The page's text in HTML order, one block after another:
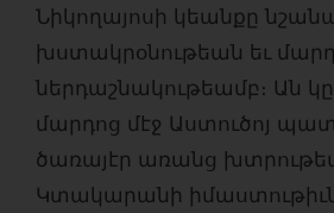
Նիկողայոսի կեանքը
խստակրօնութեան եւ
ներդաշնակութեամբ։ Ան
մարդոց մէջ Աստուծոյ
ծառայէր առանց
Կտակարանի